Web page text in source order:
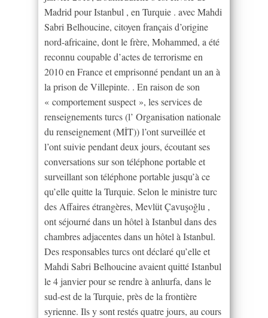
Madrid pour Istanbul , en Turquie . avec Mahdi
Sabri Belhoucine, citoyen français d’origine
nord-africaine, dont le frère, Mohammed, a été
reconnu coupable d’actes de terrorisme en
2010 en France et emprisonné pendant un an à
la prison de Villepinte. . En raison de son
« comportement suspect », les services de
renseignements turcs (l’ Organisation nationale
du renseignement (MİT)) l’ont surveillée et
l’ont suivie pendant deux jours, écoutant ses
conversations sur son téléphone portable et
surveillant son téléphone portable jusqu’à ce
qu’elle quitte la Turquie. Selon le ministre turc
des Affaires étrangères, Mevlüt Çavuşoğlu ,
ont séjourné dans un hôtel à Istanbul dans des
chambres adjacentes dans un hôtel à Istanbul.
Des responsables turcs ont déclaré qu’elle et
Mahdi Sabri Belhoucine avaient quitté Istanbul
le 4 janvier pour se rendre à anlıurfa, dans le
sud-est de la Turquie, près de la frontière
syrienne. Ils y sont restés quatre jours, au cours